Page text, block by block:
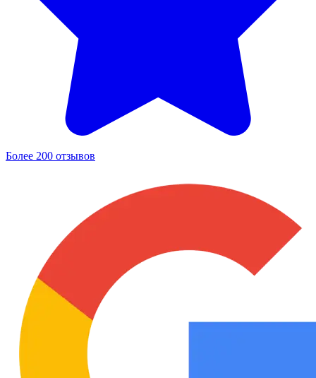
Более 200 отзывов